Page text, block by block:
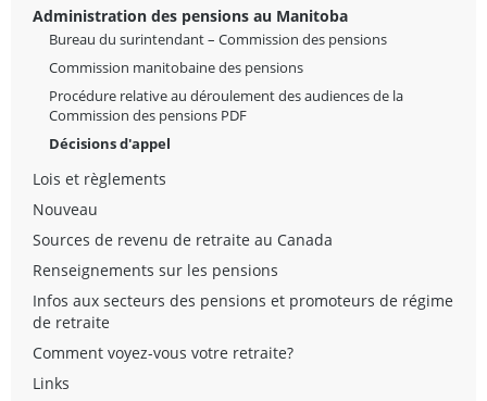
Administration des pensions au Manitoba
Bureau du surintendant – Commission des pensions
Commission manitobaine des pensions
Procédure relative au déroulement des audiences de la
Commission des pensions PDF
Décisions d'appel
Lois et règlements
Nouveau
Sources de revenu de retraite au Canada
Renseignements sur les pensions
Infos aux secteurs des pensions et promoteurs de régime
de retraite
Comment voyez-vous votre retraite?
Links